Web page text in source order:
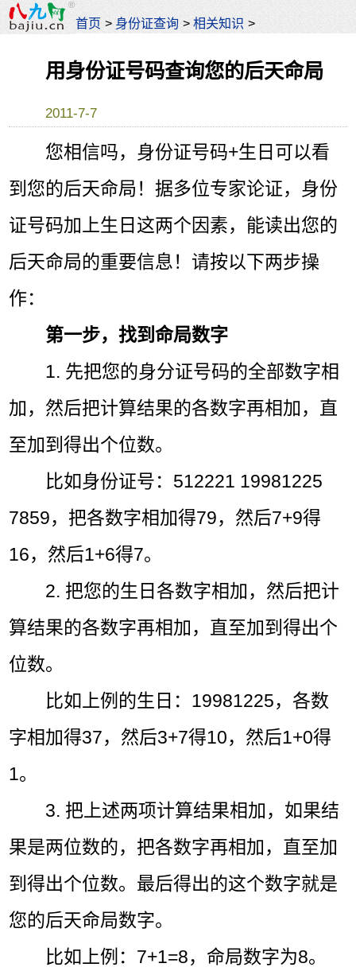
首页 > 身份证查询 >相关知识 >
用身份证号码查询您的后天命局
2011-7-7
您相信吗，身份证号码+生日可以看
到您的后天命局！据多位专家论证，身份
证号码加上生日这两个因素，能读出您的
后天命局的重要信息！请按以下两步操
作：
第一步，找到命局数字
1. 先把您的身分证号码的全部数字相
加，然后把计算结果的各数字再相加，直
至加到得出个位数。
比如身份证号：512221 19981225
7859，把各数字相加得79，然后7+9得
16，然后1+6得7。
2. 把您的生日各数字相加，然后把计
算结果的各数字再相加，直至加到得出个
位数。
比如上例的生日：19981225，各数
字相加得37，然后3+7得10，然后1+0得
1。
3. 把上述两项计算结果相加，如果结
果是两位数的，把各数字再相加，直至加
到得出个位数。最后得出的这个数字就是
您的后天命局数字。
比如上例：7+1=8，命局数字为8。